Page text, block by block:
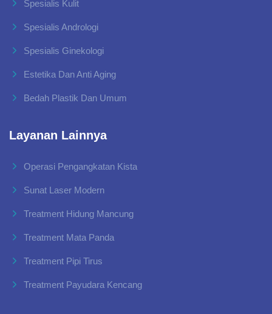
Spesialis Kulit
Spesialis Andrologi
Spesialis Ginekologi
Estetika Dan Anti Aging
Bedah Plastik Dan Umum
Layanan Lainnya
Operasi Pengangkatan Kista
Sunat Laser Modern
Treatment Hidung Mancung
Treatment Mata Panda
Treatment Pipi Tirus
Treatment Payudara Kencang